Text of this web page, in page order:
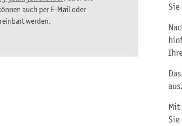
auch per E-Mail oder
werden.
aus.
Mit